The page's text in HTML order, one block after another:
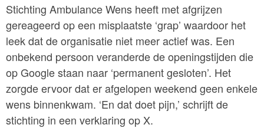
Stichting Ambulance Wens heeft met afgrijzen
gereageerd op een misplaatste ‘grap’ waardoor het
leek dat de organisatie niet meer actief was. Een
onbekend persoon veranderde de openingstijden die
op Google staan naar ‘permanent gesloten’. Het
zorgde ervoor dat er afgelopen weekend geen enkele
wens binnenkwam. ‘En dat doet pijn,’ schrijft de
stichting in een verklaring op X.